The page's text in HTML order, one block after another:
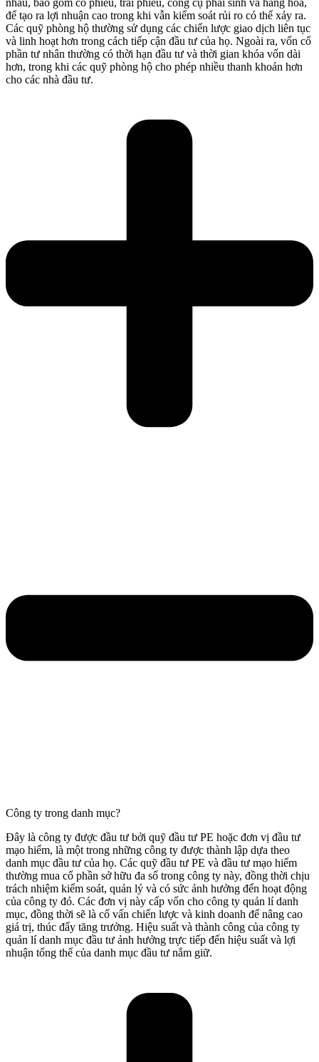
để tạo ra lợi nhuận cao trong khi vẫn kiểm soát rủi ro có thể xảy ra.
Các quỹ phòng hộ thường sử dụng các chiến lược giao dịch liên tục
và linh hoạt hơn trong cách tiếp cận đầu tư của họ. Ngoài ra, vốn cổ
phần tư nhân thường có thời hạn đầu tư và thời gian khóa vốn dài
hơn, trong khi các quỹ phòng hộ cho phép nhiều thanh khoản hơn
cho các nhà đầu tư.
Công ty trong danh mục?
Đây là công ty được đầu tư bởi quỹ đầu tư PE hoặc đơn vị đầu tư
mạo hiểm, là một trong những công ty được thành lập dựa theo
danh mục đầu tư của họ. Các quỹ đầu tư PE và đầu tư mạo hiểm
thường mua cổ phần sở hữu đa số trong công ty này, đồng thời chịu
trách nhiệm kiểm soát, quản lý và có sức ảnh hưởng đến hoạt động
của công ty đó. Các đơn vị này cấp vốn cho công ty quản lí danh
mục, đồng thời sẽ là cố vấn chiến lược và kinh doanh để nâng cao
giá trị, thúc đẩy tăng trưởng. Hiệu suất và thành công của công ty
quản lí danh mục đầu tư ảnh hưởng trực tiếp đến hiệu suất và lợi
nhuận tổng thể của danh mục đầu tư nắm giữ.